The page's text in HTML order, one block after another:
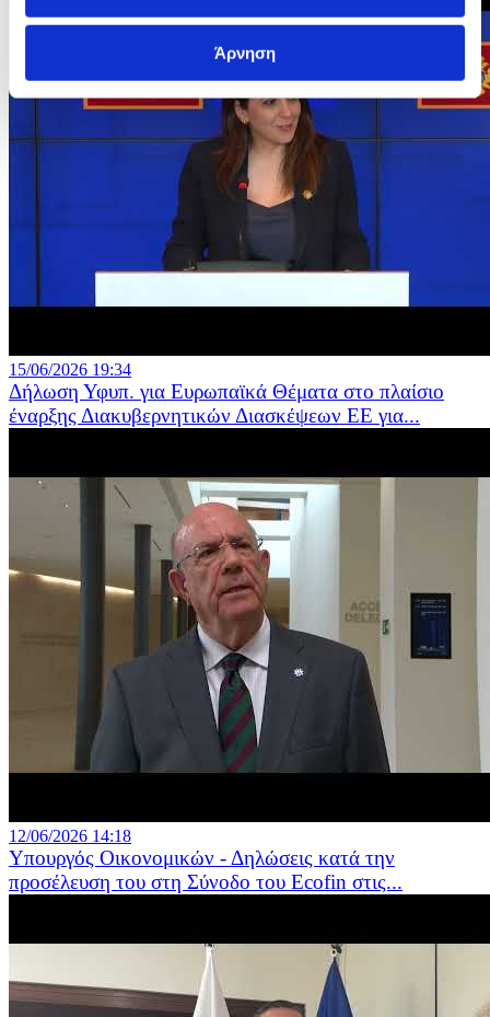
Άρνηση
15/06/2026 19:34
Δήλωση Υφυπ. για Ευρωπαϊκά Θέματα στο πλαίσιο
έναρξης Διακυβερνητικών Διασκέψεων ΕΕ για...
12/06/2026 14:18
Υπουργός Οικονομικών - Δηλώσεις κατά την
προσέλευση του στη Σύνοδο του Ecofin στις...